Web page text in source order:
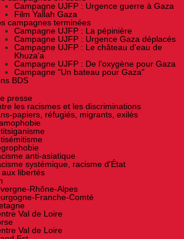
Campagne UJFP : Urgence guerre à Gaza
Film Yallah Gaza
campagnes terminées
Campagne UJFP : La pépinière
Campagne UJFP : Urgence Gaza déplacés
Campagne UJFP : Le château d'eau de
Khuza'a
Campagne UJFP : De l'oxygène pour Gaza
Campagne "Un bateau pour Gaza"
BDS
presse
les racismes et les discriminations
papiers, réfugiés, migrants, exilés
anti-asiatique
systémique, racisme d'État
libertés
Rhône-Alpes
Franche-Comté
Val de Loire
Val de Loire